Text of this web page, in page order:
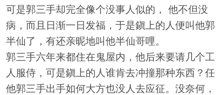
可是郭三手却完全像个没事人似的， 他不但没
病，而且日渐一日发福，于是鎭上的人便叫他郭
半仙了，有还亲昵地叫他半仙哥哩。
郭三手六年来都住在鬼屋内，他后来要请几个工
人服侍，可是鎭上的人谁肯去冲撞那种东西？任
他郭三手出手如何大方也没人去应征。没奈何，